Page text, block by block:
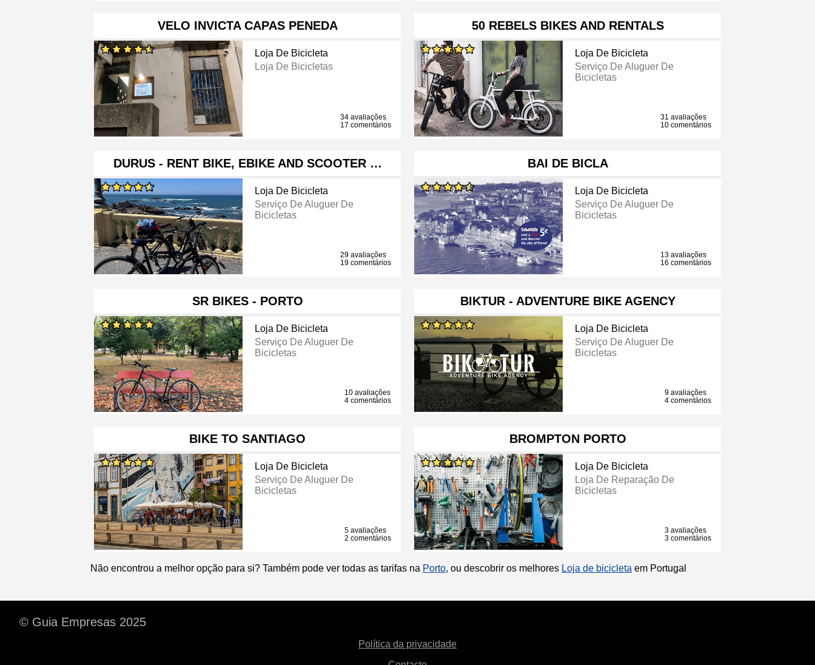
VELO INVICTA CAPAS PENEDA
Loja De Bicicleta
Loja De Bicicletas
34 avaliações
17 comentários
50 REBELS BIKES AND RENTALS
Loja De Bicicleta
Serviço De Aluguer De
Bicicletas
31 avaliações
10 comentários
DURUS - RENT BIKE, EBIKE AND SCOOTER …
Loja De Bicicleta
Serviço De Aluguer De
Bicicletas
29 avaliações
19 comentários
BAI DE BICLA
Loja De Bicicleta
Serviço De Aluguer De
Bicicletas
13 avaliações
16 comentários
SR BIKES - PORTO
Loja De Bicicleta
Serviço De Aluguer De
Bicicletas
10 avaliações
4 comentários
BIKTUR - ADVENTURE BIKE AGENCY
Loja De Bicicleta
Serviço De Aluguer De
Bicicletas
9 avaliações
4 comentários
BIKE TO SANTIAGO
Loja De Bicicleta
Serviço De Aluguer De
Bicicletas
5 avaliações
2 comentários
BROMPTON PORTO
Loja De Bicicleta
Loja De Reparação De
Bicicletas
3 avaliações
3 comentários
Não encontrou a melhor opção para si? Também pode ver todas as tarifas na Porto, ou descobrir os melhores Loja de bicicleta em Portugal
© Guia Empresas 2025
Política da privacidade